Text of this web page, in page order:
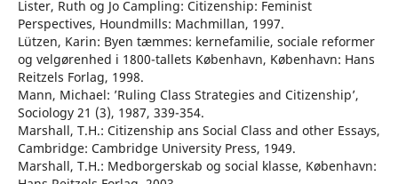
Lister, Ruth og Jo Campling: Citizenship: Feminist
Perspectives, Houndmills: Machmillan, 1997.
Lützen, Karin: Byen tæmmes: kernefamilie, sociale reformer
og velgørenhed i 1800-tallets København, København: Hans
Reitzels Forlag, 1998.
Mann, Michael: ’Ruling Class Strategies and Citizenship’,
Sociology 21 (3), 1987, 339-354.
Marshall, T.H.: Citizenship ans Social Class and other Essays,
Cambridge: Cambridge University Press, 1949.
Marshall, T.H.: Medborgerskab og social klasse, København: